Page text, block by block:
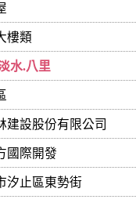
樓類
水.八里
建設股份有限公司
國際開發
汐止區東勢街